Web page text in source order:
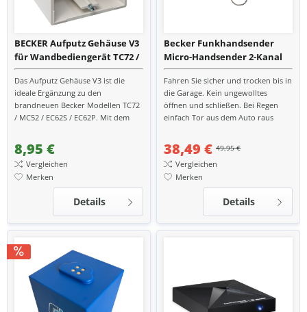
BECKER Aufputz Gehäuse V3
für Wandbediengerät TC72 /
MC52 / EC62 P / EC62 S
Das Aufputz Gehäuse V3 ist die
ideale Ergänzung zu den
brandneuen Becker Modellen TC72
/ MC52 / EC62S / EC62P. Mit dem
hergestellt in Deutschland,...
8,95 €
Vergleichen
Merken
Details
Becker Funkhandsender
Micro-Handsender 2-Kanal
für Beck-O-Tronic 5
Garagentorsteuerung
Fahren Sie sicher und trocken bis in
die Garage. Kein ungewolltes
öffnen und schließen. Bei Regen
einfach Tor aus dem Auto raus
jedes...
49,95 €
38,49 €
Vergleichen
Merken
Details